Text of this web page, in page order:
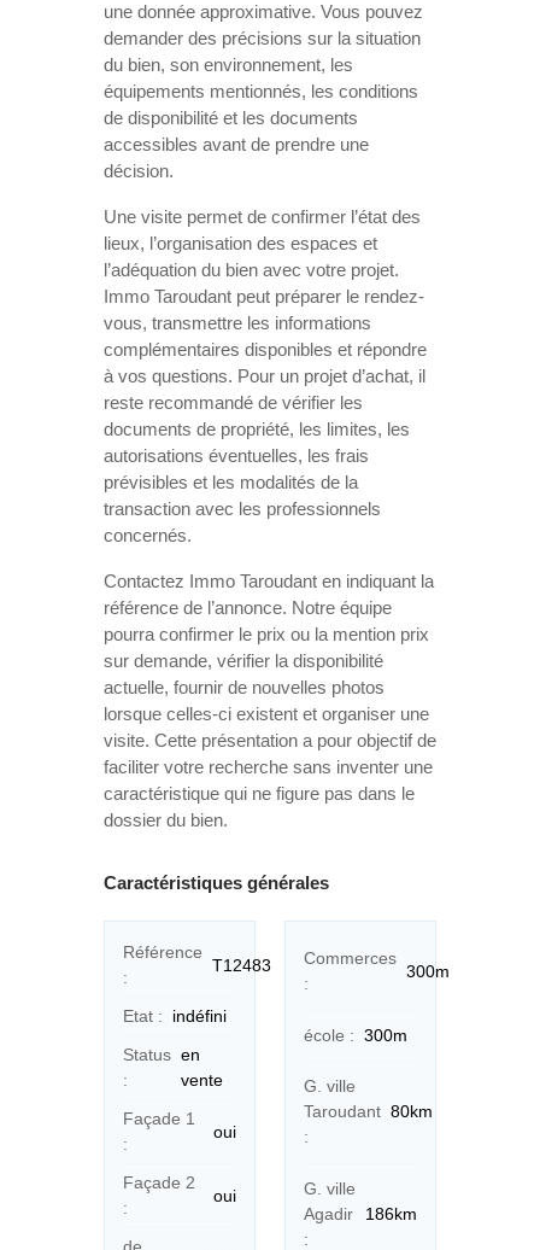
une donnée approximative. Vous pouvez
demander des précisions sur la situation
du bien, son environnement, les
équipements mentionnés, les conditions
de disponibilité et les documents
accessibles avant de prendre une
décision.
Une visite permet de confirmer l’état des
lieux, l’organisation des espaces et
l’adéquation du bien avec votre projet.
Immo Taroudant peut préparer le rendez-
vous, transmettre les informations
complémentaires disponibles et répondre
à vos questions. Pour un projet d’achat, il
reste recommandé de vérifier les
documents de propriété, les limites, les
autorisations éventuelles, les frais
prévisibles et les modalités de la
transaction avec les professionnels
concernés.
Contactez Immo Taroudant en indiquant la
référence de l’annonce. Notre équipe
pourra confirmer le prix ou la mention prix
sur demande, vérifier la disponibilité
actuelle, fournir de nouvelles photos
lorsque celles-ci existent et organiser une
visite. Cette présentation a pour objectif de
faciliter votre recherche sans inventer une
caractéristique qui ne figure pas dans le
dossier du bien.
Caractéristiques générales
Référence
:
T12483
Etat :
indéfini
Status
:
en
vente
Façade 1
:
oui
Façade 2
:
oui
Commerces
:
300m
école : 300m
G. ville
Taroudant
:
80km
G. ville
Agadir
:
186km